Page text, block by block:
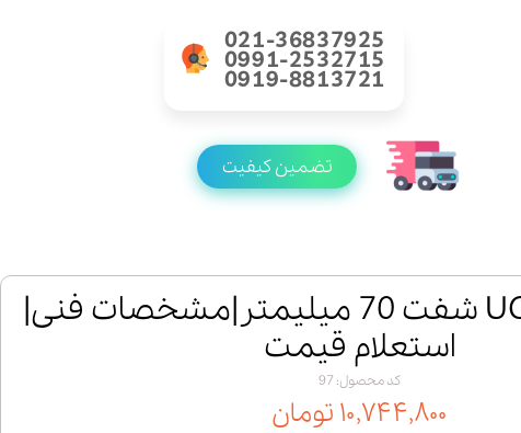
021-36837925
0991-2532715
0919-8813721
تضمین کیفیت
یاتاقان UCP314 شفت 70 میلیمتر|مشخصات فنی|
استعلام قیمت
کد محصول: 97
۱۰,۷۴۴,۸۰۰ تومان